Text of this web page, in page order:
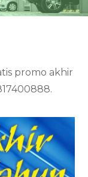
promo akhir